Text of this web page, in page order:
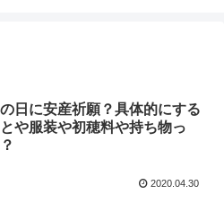
日に安産祈願？具体的にする
や服装や初穂料や持ち物っ
2020.04.30